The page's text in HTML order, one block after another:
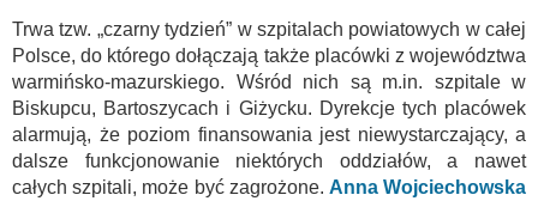
Trwa tzw. „czarny tydzień” w szpitalach powiatowych w całej
Polsce, do którego dołączają także placówki z województwa
warmińsko-mazurskiego. Wśród nich są m.in. szpitale w
Biskupcu, Bartoszycach i Giżycku. Dyrekcje tych placówek
alarmują, że poziom finansowania jest niewystarczający, a
dalsze funkcjonowanie niektórych oddziałów, a nawet
całych szpitali, może być zagrożone. Anna Wojciechowska